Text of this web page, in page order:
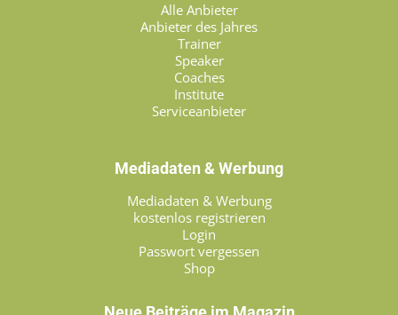
Alle Anbieter
Anbieter des Jahres
Trainer
Speaker
Coaches
Institute
Serviceanbieter
Mediadaten & Werbung
Mediadaten & Werbung
kostenlos registrieren
Login
Passwort vergessen
Shop